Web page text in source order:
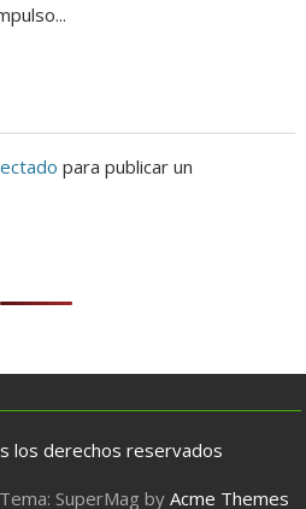
para publicar un
los derechos reservados
Tema: SuperMag by Acme Themes